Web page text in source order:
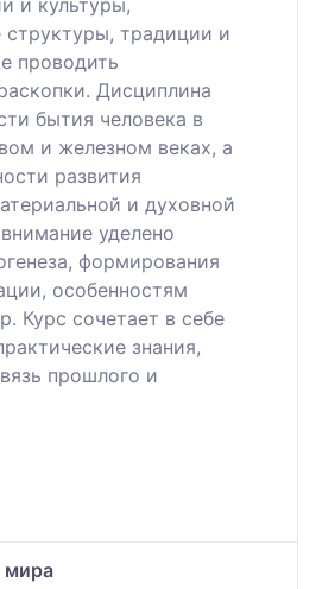
структуры, традиции и
проводить
Дисциплина
бытия человека в
и железном веках, а
развития
и духовной
уделено
формирования
особенностям
Курс сочетает в себе
знания,
прошлого и
мира